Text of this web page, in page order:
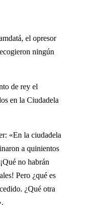
el opresor
ningún
de rey el
en la Ciudadela
«En la ciudadela
a quinientos
no habrán
Pero ¿qué es
¿Qué otra